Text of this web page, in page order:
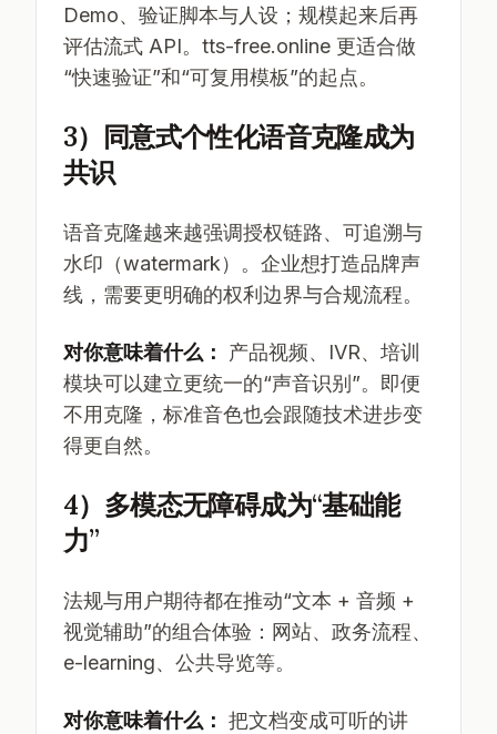
Demo、验证脚本与人设；规模起来后再
评估流式 API。tts-free.online 更适合做
“快速验证”和“可复用模板”的起点。
3）同意式个性化语音克隆成为
共识
语音克隆越来越强调授权链路、可追溯与
水印（watermark）。企业想打造品牌声
线，需要更明确的权利边界与合规流程。
对你意味着什么：
产品视频、IVR、培训
模块可以建立更统一的“声音识别”。即便
不用克隆，标准音色也会跟随技术进步变
得更自然。
4）多模态无障碍成为“基础能
力”
法规与用户期待都在推动“文本 + 音频 +
视觉辅助”的组合体验：网站、政务流程、
e-learning、公共导览等。
对你意味着什么： 把文档变成可听的讲